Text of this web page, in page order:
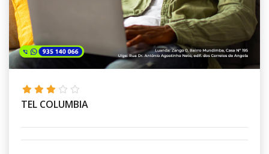
TEL COLUMBIA